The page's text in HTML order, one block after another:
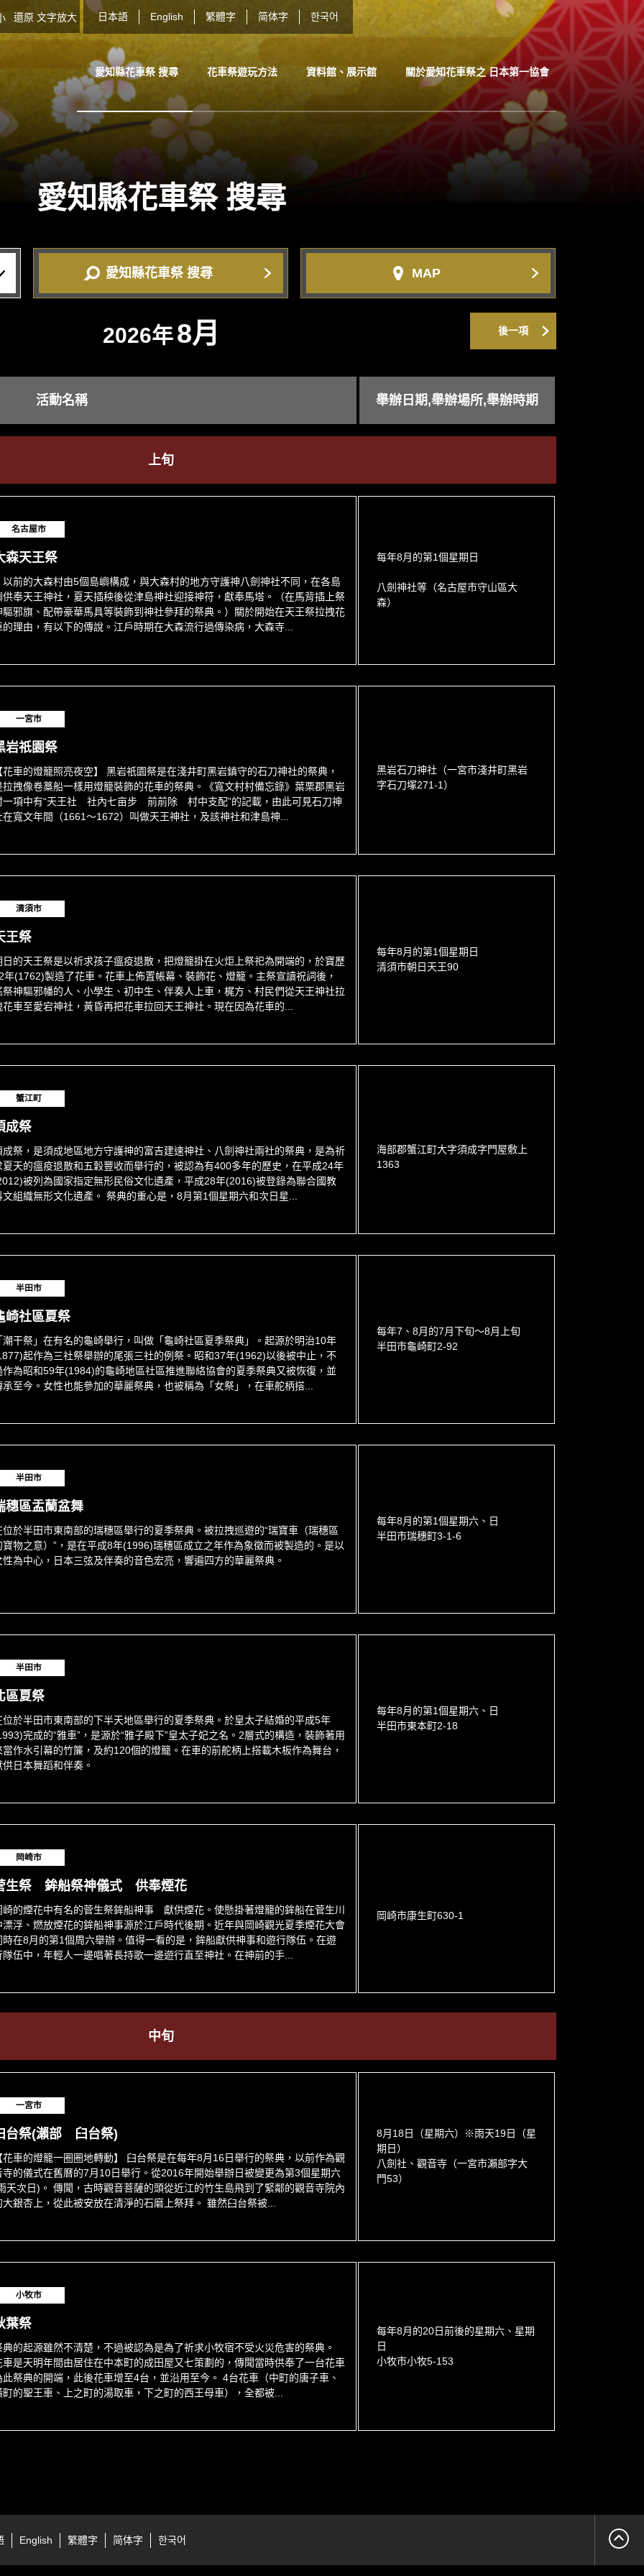
還原 文字放大 日本語 English 繁體字 简体字 한국어
愛知縣花車祭 搜尋 花車祭遊玩方法 資料館、展示館 關於愛知花車祭之 日本第一協會
愛知縣花車祭搜尋
愛知縣花車祭 搜尋 MAP
後一項
2026年8月
活動名稱 舉辦日期,舉辦場所,舉辦時期
上旬
名古屋市
森天王祭
前的大森村由5個島嶼構成，與大森村的地方守護神八劍神社不同，在各島
供奉天王神社，夏天插秧後從津島神社迎接神符，獻奉馬塔。（在馬背插上祭
驅邪旗、配帶豪華馬具等裝飾到神社參拜的祭典。）關於開始在天王祭拉拽花
的理由，有以下的傳說。江戶時期在大森流行過傳染病，大森寺...
每年8月的第1個星期日
八劍神社等（名古屋市守山區大
森）
一宮市
岩祇園祭
花車的燈籠照亮夜空】 黑岩祇園祭是在淺井町黑岩鎮守的石刀神社的祭典，
拉拽像卷藁船一樣用燈籠裝飾的花車的祭典。《寬文村村備忘錄》葉栗郡黑岩
一項中有“天王社 社內七亩步 前前除 村中支配”的記載，由此可見石刀神
在寬文年間（1661～1672）叫做天王神社，及該神社和津島神...
黑岩石刀神社（一宮市淺井町黑岩
字石刀塚271-1）
清須市
王祭
日的天王祭是以祈求孩子瘟疫退散，把燈籠掛在火炬上祭祀為開端的，於寶歷
年(1762)製造了花車。花車上佈置帳幕、裝飾花、燈籠。主祭宣讀祝詞後，
祭神驅邪幡的人、小學生、初中生、伴奏人上車，梶方、村民們從天王神社拉
花車至愛宕神社，黃昏再把花車拉回天王神社。現在因為花車的...
每年8月的第1個星期日
清須市朝日天王90
蟹江町
成祭
成祭，是須成地區地方守護神的富吉建速神社、八劍神社兩社的祭典，是為祈
夏天的瘟疫退散和五穀豐收而舉行的，被認為有400多年的歷史，在平成24年
被列為國家指定無形民俗文化遺產，平成28年(2016)被登錄為聯合國教
文組織無形文化遺產。 祭典的重心是，8月第1個星期六和次日星...
海部郡蟹江町大字須成字門屋敷上
1363
半田市
崎社區夏祭
潮干祭」在有名的龜崎舉行，叫做「龜崎社區夏季祭典」。起源於明治10年
起作為三社祭舉辦的尾張三社的例祭。昭和37年(1962)以後被中止，不
作為昭和59年(1984)的龜崎地區社區推進聯絡協會的夏季祭典又被恢復，並
承至今。女性也能參加的華麗祭典，也被稱為「女祭」，在車舵柄搭...
每年7、8月的7月下旬～8月上旬
半田市龜崎町2-92
半田市
穗區盂蘭盆舞
位於半田市東南部的瑞穗區舉行的夏季祭典。被拉拽巡遊的“瑞寶車（瑞穗區
寶物之意）”，是在平成8年(1996)瑞穗區成立之年作為象徵而被製造的。是以
性為中心，日本三弦及伴奏的音色宏亮，響遍四方的華麗祭典。
每年8月的第1個星期六、日
半田市瑞穗町3-1-6
半田市
區夏祭
位於半田市東南部的下半天地區舉行的夏季祭典。於皇太子結婚的平成5年
完成的“雅車”，是源於“雅子殿下”皇太子妃之名。2層式的構造，裝飾著用
當作水引幕的竹簾，及約120個的燈籠。在車的前舵柄上搭載木板作為舞台，
供日本舞蹈和伴奏。
每年8月的第1個星期六、日
半田市東本町2-18
岡崎市
生祭 鉾船祭神儀式 供奉煙花
崎的煙花中有名的菅生祭鉾船神事 獻供煙花。使懸掛著燈籠的鉾船在菅生川
漂浮、燃放煙花的鉾船神事源於江戶時代後期。近年與岡崎觀光夏季煙花大會
時在8月的第1個周六舉辦。值得一看的是，鉾船獻供神事和遊行隊伍。在遊
隊伍中，年輕人一邊唱著長持歌一邊遊行直至神社。在神前的手...
岡崎市康生町630-1
中旬
一宮市
台祭(瀨部 臼台祭)
花車的燈籠一圈圈地轉動】 臼台祭是在每年8月16日舉行的祭典，以前作為觀
寺的儀式在舊曆的7月10日舉行。從2016年開始舉辦日被變更為第3個星期六
天次日)。 傳聞，古時觀音菩薩的頭從近江的竹生島飛到了緊鄰的觀音寺院內
大銀杏上，從此被安放在清淨的石磨上祭拜。 雖然臼台祭被...
8月18日（星期六）※雨天19日（星
期日）
八劍社、觀音寺（一宮市瀨部字大
門53）
小牧市
葉祭
典的起源雖然不清楚，不過被認為是為了祈求小牧宿不受火災危害的祭典。
車是天明年間由居住在中本町的成田屋又七策劃的，傳聞當時供奉了一台花車
此祭典的開端，此後花車增至4台，並沿用至今。 4台花車（中町的唐子車、
町的聖王車、上之町的湯取車，下之町的西王母車），全都被...
每年8月的20日前後的星期六、星期
日
小牧市小牧5-153
English 繁體字 简体字 한국어